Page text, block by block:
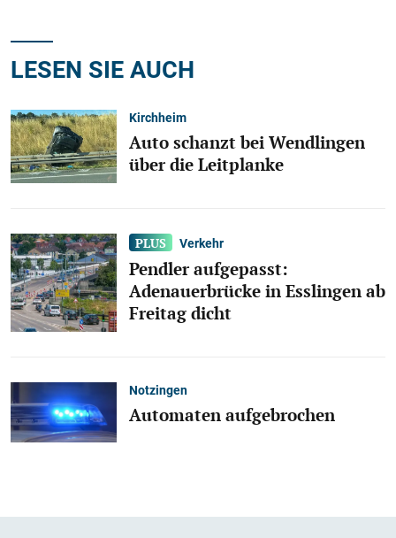
LESEN SIE AUCH
Kirchheim
Auto schanzt bei Wendlingen
über die Leitplanke
Verkehr
Pendler aufgepasst:
Adenauerbrücke in Esslingen ab
Freitag dicht
Notzingen
Automaten aufgebrochen